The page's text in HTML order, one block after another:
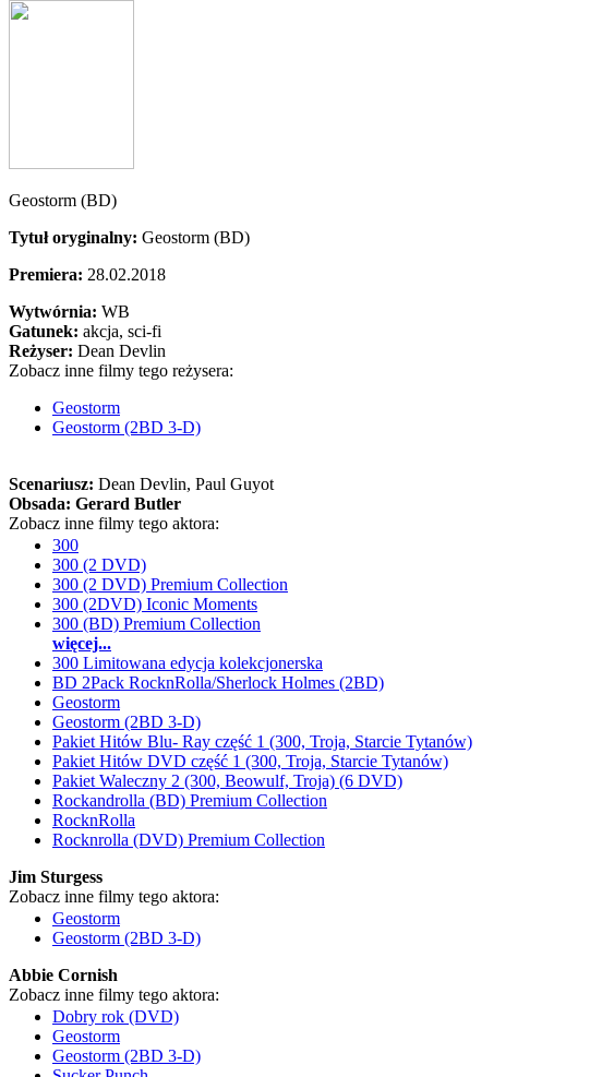
Geostorm (BD)
Tytuł oryginalny: Geostorm (BD)
Premiera: 28.02.2018
Wytwórnia: WB
Gatunek: akcja, sci-fi
Reżyser: Dean Devlin
Zobacz inne filmy tego reżysera:
Geostorm
Geostorm (2BD 3-D)
Scenariusz: Dean Devlin, Paul Guyot
Obsada: Gerard Butler
Zobacz inne filmy tego aktora:
300
300 (2 DVD)
300 (2 DVD) Premium Collection
300 (2DVD) Iconic Moments
300 (BD) Premium Collection
więcej...
300 Limitowana edycja kolekcjonerska
BD 2Pack RocknRolla/Sherlock Holmes (2BD)
Geostorm
Geostorm (2BD 3-D)
Pakiet Hitów Blu- Ray część 1 (300, Troja, Starcie Tytanów)
Pakiet Hitów DVD część 1 (300, Troja, Starcie Tytanów)
Pakiet Waleczny 2 (300, Beowulf, Troja) (6 DVD)
Rockandrolla (BD) Premium Collection
RocknRolla
Rocknrolla (DVD) Premium Collection
Jim Sturgess
Zobacz inne filmy tego aktora:
Geostorm
Geostorm (2BD 3-D)
Abbie Cornish
Zobacz inne filmy tego aktora:
Dobry rok (DVD)
Geostorm
Geostorm (2BD 3-D)